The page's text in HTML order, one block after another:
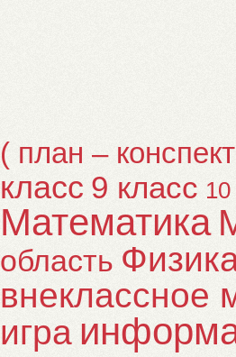
( план –
класс 9 класс
Математика
область
внеклассное
игра